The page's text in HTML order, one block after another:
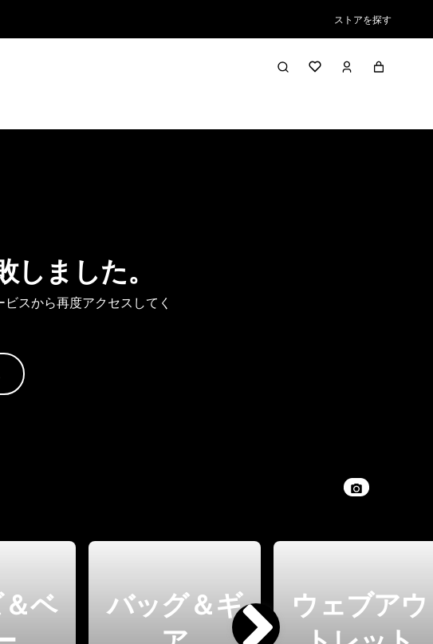
ストアを探す
ました。
スから再度アクセスしてく
ベ
バッグ＆ギ
ウェブアウ